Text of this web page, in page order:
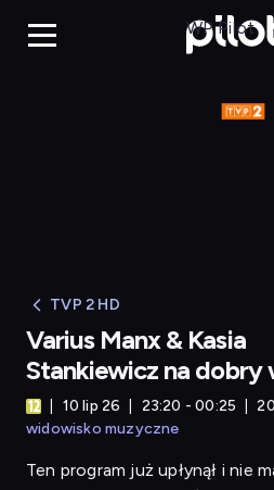
WP Pilot
TVP 2 HD
Varius Manx & Kasia
Stankiewicz na dobry
10 lip 26 23:20 - 00:25
widowisko muzyczne
Ten program już upłynął i nie